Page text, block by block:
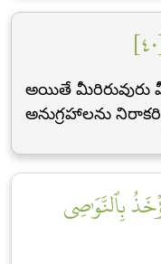
అయితే మీరిరువురు
అనుగ్రహాలను
بِٱلنَّوَٰصِي